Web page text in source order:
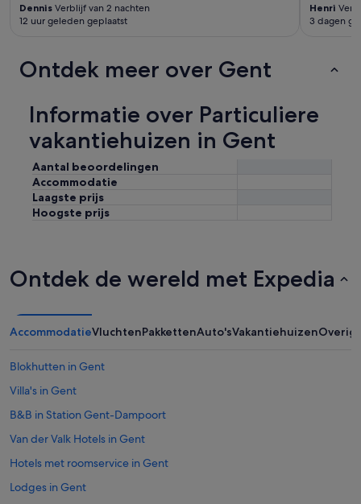
Dennis Verblijf van 2 nachten
12 uur geleden geplaatst
Henri
3 dagen
Ontdek meer over Gent
Informatie over Particuliere
vakantiehuizen in Gent
Aantal beoordelingen
Accommodatie
Laagste prijs
Hoogste prijs
Ontdek de wereld met Expedia
AccommodatieVluchtenPakkettenAuto'sVakantiehuizenOverig
Blokhutten in Gent
Villa's in Gent
B&B in Station Gent-Dampoort
Van der Valk Hotels in Gent
Hotels met roomservice in Gent
Lodges in Gent